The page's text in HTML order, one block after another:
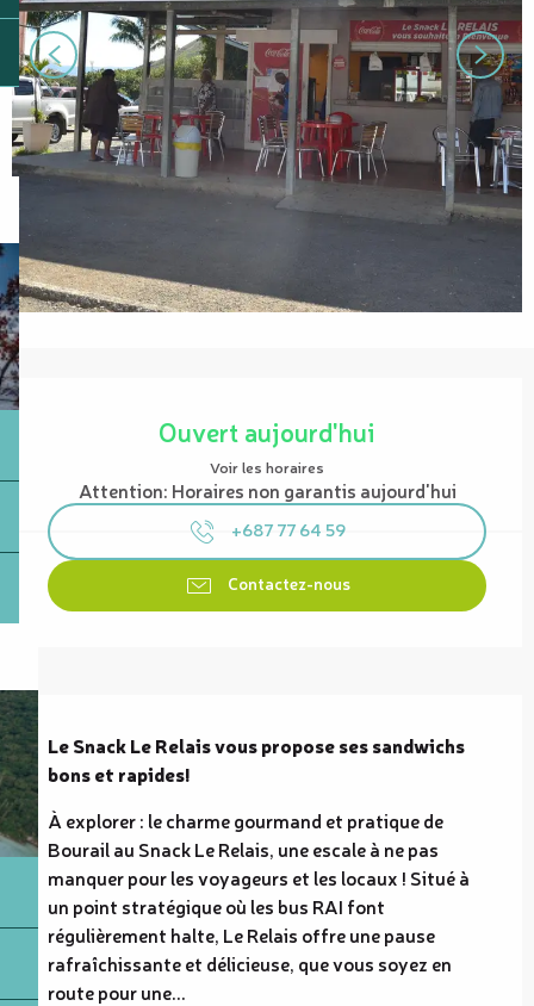
Ouverture et coordonnées
Ouvert aujourd'hui
Voir les horaires
Attention: Horaires non garantis aujourd'hui
+687 77 64 59
Contactez-nous
Description
Le Snack Le Relais vous propose ses sandwichs
bons et rapides!
À explorer : le charme gourmand et pratique de
Bourail au Snack Le Relais, une escale à ne pas
manquer pour les voyageurs et les locaux ! Situé à
un point stratégique où les bus RAI font
régulièrement halte, Le Relais offre une pause
rafraîchissante et délicieuse, que vous soyez en
route pour une...